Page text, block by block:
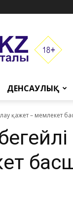
ДЕНСАУЛЫҚ
қажет – мемлекет